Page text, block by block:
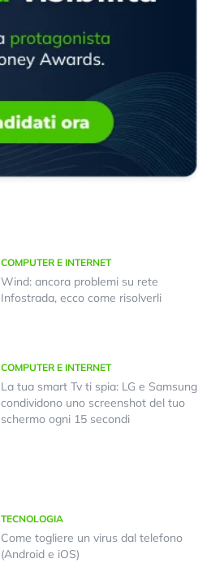
COMPUTER E INTERNET
Wind: ancora problemi su rete
Infostrada, ecco come risolverli
COMPUTER E INTERNET
La tua smart Tv ti spia: LG e Samsung
condividono uno screenshot del tuo
schermo ogni 15 secondi
TECNOLOGIA
Come togliere un virus dal telefono
(Android e iOS)